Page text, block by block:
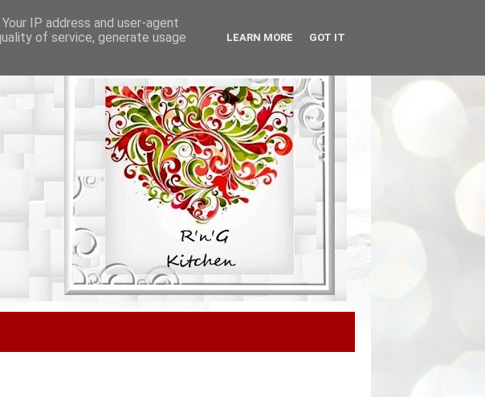
IP address and user-agent
of service, generate usage
LEARN MORE GOT IT